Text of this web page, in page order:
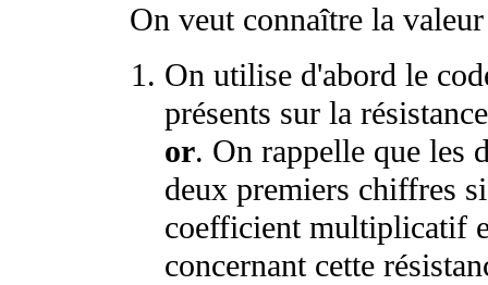
On veut connaître la
On utilise d'abord le
présents sur la
or. On rappelle que les
deux premiers chiffres
coefficient multiplicatif
concernant cette